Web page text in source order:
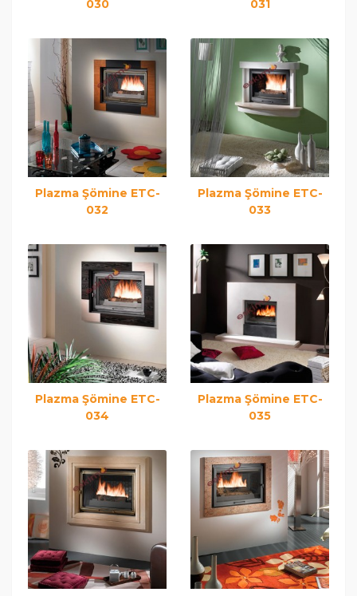
030
031
Plazma Şömine ETC-
032
Plazma Şömine ETC-
033
Plazma Şömine ETC-
034
Plazma Şömine ETC-
035